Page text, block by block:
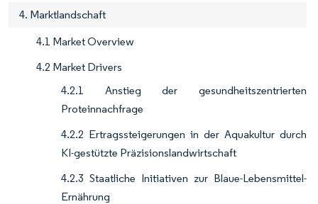
4. Marktlandschaft
4.1 Market Overview
4.2 Market Drivers
4.2.1 Anstieg der gesundheitszentrierten
Proteinnachfrage
4.2.2 Ertragssteigerungen in der Aquakultur durch
KI-gestützte Präzisionslandwirtschaft
4.2.3 Staatliche Initiativen zur Blaue-Lebensmittel-
Ernährung